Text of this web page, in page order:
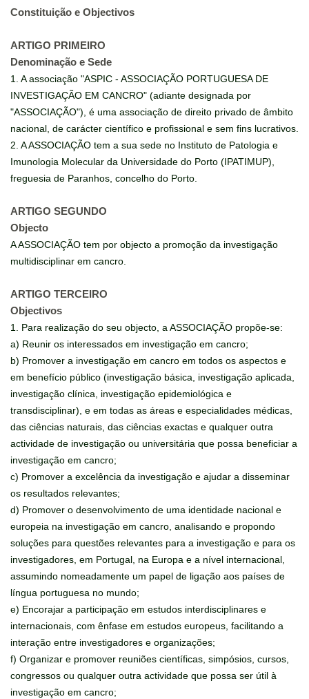
Constituição e Objectivos
ARTIGO PRIMEIRO
Denominação e Sede
1. A associação "ASPIC - ASSOCIAÇÃO PORTUGUESA DE
INVESTIGAÇÃO EM CANCRO" (adiante designada por
"ASSOCIAÇÃO"), é uma associação de direito privado de âmbito
nacional, de carácter científico e profissional e sem fins lucrativos.
2. A ASSOCIAÇÃO tem a sua sede no Instituto de Patologia e
Imunologia Molecular da Universidade do Porto (IPATIMUP),
freguesia de Paranhos, concelho do Porto.
ARTIGO SEGUNDO
Objecto
A ASSOCIAÇÃO tem por objecto a promoção da investigação
multidisciplinar em cancro.
ARTIGO TERCEIRO
Objectivos
1. Para realização do seu objecto, a ASSOCIAÇÃO propõe-se:
a) Reunir os interessados em investigação em cancro;
b) Promover a investigação em cancro em todos os aspectos e
em benefício público (investigação básica, investigação aplicada,
investigação clínica, investigação epidemiológica e
transdisciplinar), e em todas as áreas e especialidades médicas,
das ciências naturais, das ciências exactas e qualquer outra
actividade de investigação ou universitária que possa beneficiar a
investigação em cancro;
c) Promover a excelência da investigação e ajudar a disseminar
os resultados relevantes;
d) Promover o desenvolvimento de uma identidade nacional e
europeia na investigação em cancro, analisando e propondo
soluções para questões relevantes para a investigação e para os
investigadores, em Portugal, na Europa e a nível internacional,
assumindo nomeadamente um papel de ligação aos países de
língua portuguesa no mundo;
e) Encorajar a participação em estudos interdisciplinares e
internacionais, com ênfase em estudos europeus, facilitando a
interação entre investigadores e organizações;
f) Organizar e promover reuniões científicas, simpósios, cursos,
congressos ou qualquer outra actividade que possa ser útil à
investigação em cancro;